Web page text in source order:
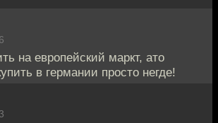
на европейский маркт, ато
в германии просто негде!